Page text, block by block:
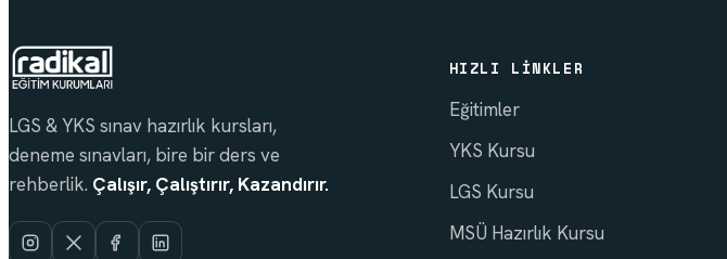
LGS & YKS sınav hazırlık kursları,
deneme sınavları, bire bir ders ve
rehberlik. Çalışır, Çalıştırır, Kazandırır.
HIZLI LINKLER
Eğitimler
YKS Kursu
LGS Kursu
MSÜ Hazırlık Kursu